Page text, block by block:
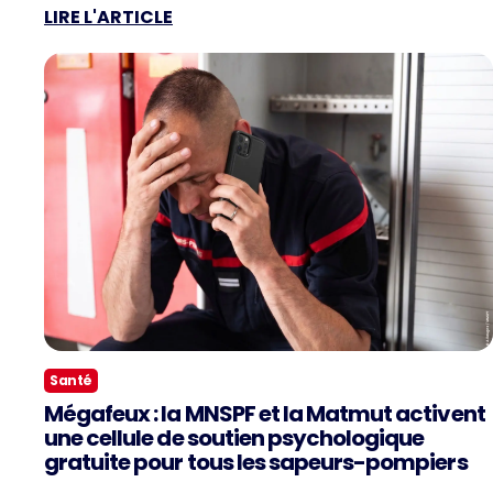
LIRE L'ARTICLE
Santé
Mégafeux : la MNSPF et la Matmut activent
une cellule de soutien psychologique
gratuite pour tous les sapeurs-pompiers